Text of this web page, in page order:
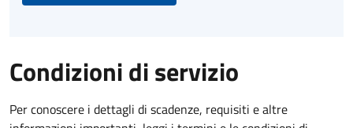
Condizioni di servizio
Per conoscere i dettagli di scadenze, requisiti e altre